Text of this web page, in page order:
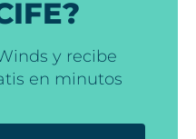
y recibe
en minutos